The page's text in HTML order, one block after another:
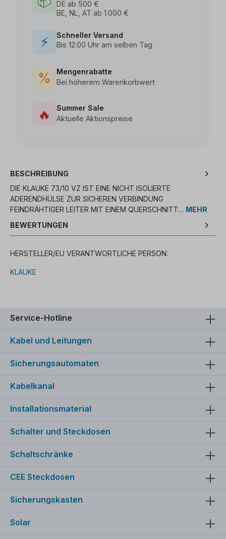
DE ab 500 €
BE, NL, AT ab 1.000 €
⚡
Schneller Versand
Bis 12:00 Uhr am selben Tag
%
Mengenrabatte
Bei höherem Warenkorbwert
🔥
Summer Sale
Aktuelle Aktionspreise
BESCHREIBUNG
DIE KLAUKE 73/10 VZ IST EINE NICHT ISOLIERTE
ADERENDHÜLSE ZUR SICHEREN VERBINDUNG
FEINDRÄHTIGER LEITER MIT EINEM QUERSCHNITT… MEHR
BEWERTUNGEN
HERSTELLER/EU VERANTWORTLICHE PERSON:
KLAUKE
Service-Hotline
Kabel und Leitungen
Sicherungsautomaten
Kabelkanal
Installationsmaterial
Schalter und Steckdosen
Schaltschränke
CEE Steckdosen
Sicherungskasten
Solar